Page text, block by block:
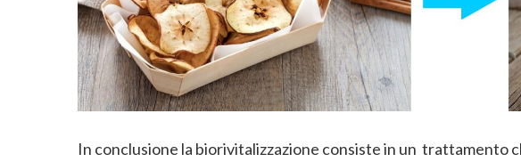
In conclusione la biorivitalizzazione consiste in un trattamento